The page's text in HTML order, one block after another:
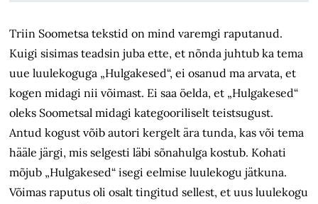
Triin Soometsa tekstid on mind varemgi raputanud.
Kuigi sisimas teadsin juba ette, et nõnda juhtub ka tema
uue luulekoguga „Hulgakesed“, ei osanud ma arvata, et
kogen midagi nii võimast. Ei saa öelda, et „Hulgakesed“
oleks Soometsal midagi kategooriliselt teistsugust.
Antud kogust võib autori kergelt ära tunda, kas või tema
hääle järgi, mis selgesti läbi sõnahulga kostub. Kohati
mõjub „Hulgakesed“ isegi eelmise luulekogu jätkuna.
Võimas raputus oli osalt tingitud sellest, et uus luulekogu